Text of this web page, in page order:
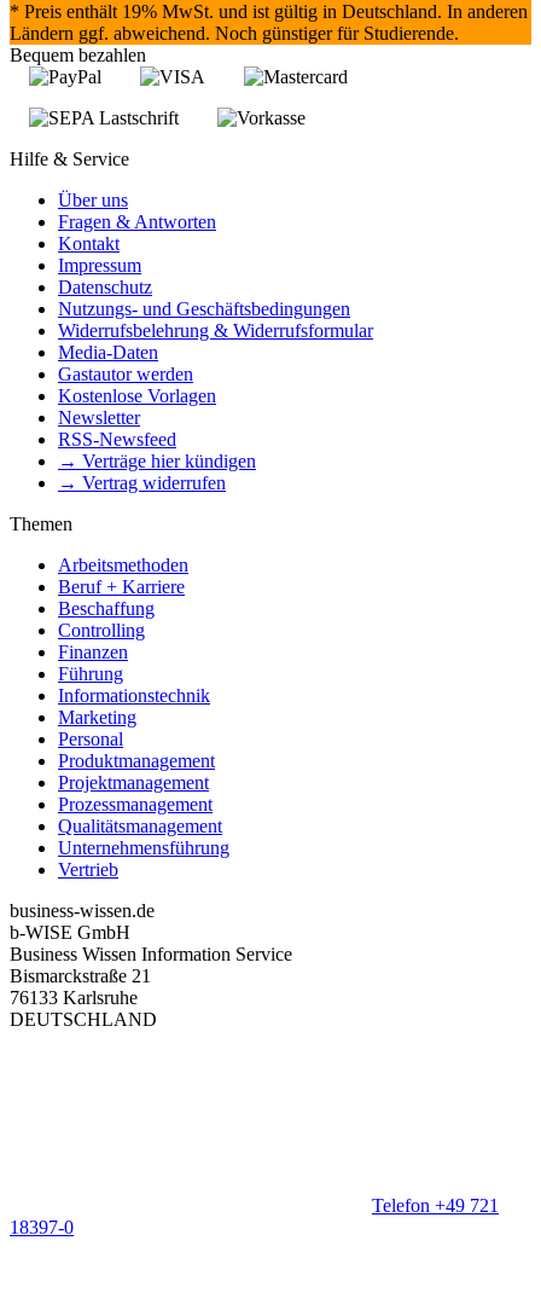
* Preis enthält 19% MwSt. und ist gültig in Deutschland. In anderen
Ländern ggf. abweichend. Noch günstiger für Studierende.
Bequem bezahlen
Hilfe & Service
Über uns
Fragen & Antworten
Kontakt
Impressum
Datenschutz
Nutzungs- und Geschäftsbedingungen
Widerrufsbelehrung & Widerrufsformular
Media-Daten
Gastautor werden
Kostenlose Vorlagen
Newsletter
RSS-Newsfeed
→ Verträge hier kündigen
→ Vertrag widerrufen
Themen
Arbeitsmethoden
Beruf + Karriere
Beschaffung
Controlling
Finanzen
Führung
Informationstechnik
Marketing
Personal
Produktmanagement
Projektmanagement
Prozessmanagement
Qualitätsmanagement
Unternehmensführung
Vertrieb
business-wissen.de
b-WISE GmbH
Business Wissen Information Service
Bismarckstraße 21
76133 Karlsruhe
DEUTSCHLAND
Telefon +49 721
18397-0